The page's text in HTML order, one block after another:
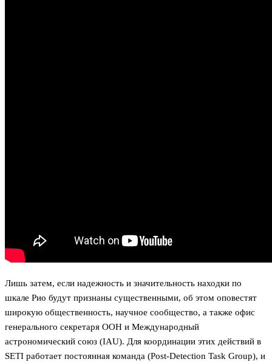
Лишь затем, если надежность и значительность находки по
шкале Рио будут признаны существенными, об этом оповестят
широкую общественность, научное сообщество, а также офис
генерального секретаря ООН и Международный
астрономический союз (IAU). Для координации этих действий в
SETI работает постоянная команда (Post-Detection Task Group), и